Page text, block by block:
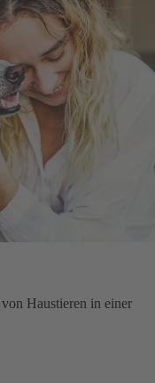
Haustieren in einer